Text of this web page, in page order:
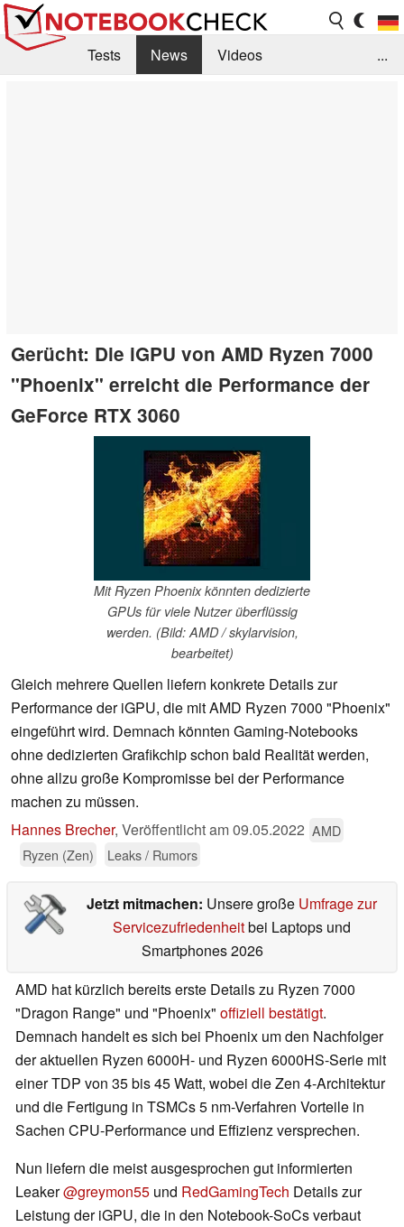
Tests News
Videos
...
Gerücht: Die iGPU von AMD Ryzen 7000
"Phoenix" erreicht die Performance der
GeForce RTX 3060
Mit Ryzen Phoenix könnten dedizierte
GPUs für viele Nutzer überflüssig
werden. (Bild: AMD / skylarvision,
bearbeitet)
Gleich mehrere Quellen liefern konkrete Details zur
Performance der iGPU, die mit AMD Ryzen 7000 "Phoenix"
eingeführt wird. Demnach könnten Gaming-Notebooks
ohne dedizierten Grafikchip schon bald Realität werden,
ohne allzu große Kompromisse bei der Performance
machen zu müssen.
Hannes Brecher, Veröffentlicht am09.05.2022 AMD
Ryzen (Zen)
Leaks / Rumors
Jetzt mitmachen: Unsere große Umfrage zur
Servicezufriedenheitbei Laptops und
Smartphones 2026
AMD hat kürzlich bereits erste Details zu Ryzen 7000
"Dragon Range" und "Phoenix" offiziell bestätigt.
Demnach handelt es sich bei Phoenix um den Nachfolger
der aktuellen Ryzen 6000H- und Ryzen 6000HS-Serie mit
einer TDP von 35 bis 45 Watt, wobei die Zen 4-Architektur
und die Fertigung in TSMCs 5 nm-Verfahren Vorteile in
Sachen CPU-Performance und Effizienz versprechen.
Nun liefern die meist ausgesprochen gut informierten
Leaker@greymon55 und RedGamingTech Details zur
Leistung der iGPU, die in den Notebook-SoCs verbaut